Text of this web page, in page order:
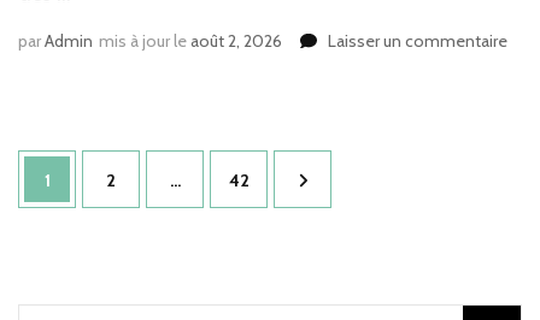
parAdmin mis à jour leaoût 2, 2026 Laisser un commentairesur
Pagination
des
Page
1 Page
2 … Page
42